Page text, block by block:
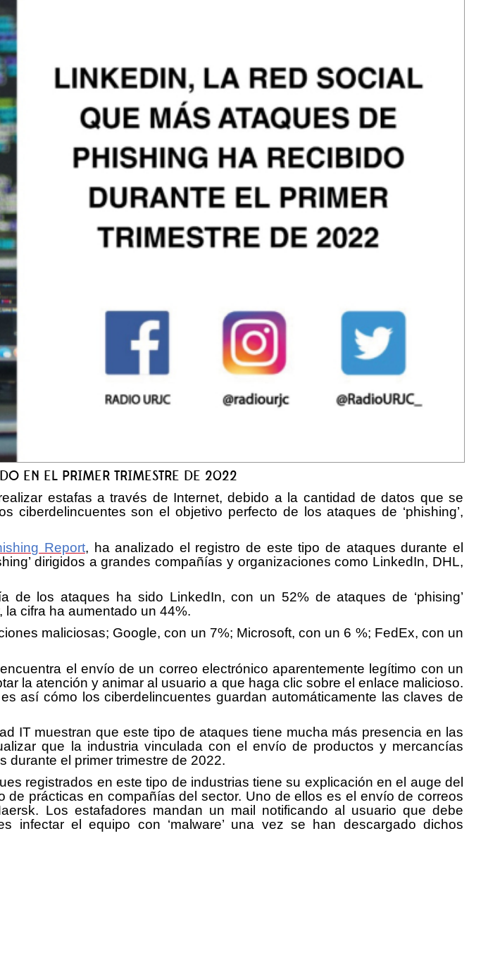
EN EL PRIMER TRIMESTRE DE 2022
estafas a través de Internet, debido a la cantidad de datos que se
son el objetivo perfecto de los ataques de ‘phishing’,
Report, ha analizado el registro de este tipo de ataques durante el
dirigidos a grandes compañías y organizaciones como LinkedIn, DHL,
los ataques ha sido LinkedIn, con un 52% de ataques de ‘phising’
la cifra ha aumentado un 44%.
maliciosas; Google, con un 7%; Microsoft, con un 6 %; FedEx, con un
el envío de un correo electrónico aparentemente legítimo con un
la atención y animar al usuario a que haga clic sobre el enlace malicioso.
así cómo los ciberdelincuentes guardan automáticamente las claves de
IT muestran que este tipo de ataques tiene mucha más presencia en las
que la industria vinculada con el envío de productos y mercancías
durante el primer trimestre de 2022.
registrados en este tipo de industrias tiene su explicación en el auge del
prácticas en compañías del sector. Uno de ellos es el envío de correos
Los estafadores mandan un mail notificando al usuario que debe
infectar el equipo con ‘malware’ una vez se han descargado dichos